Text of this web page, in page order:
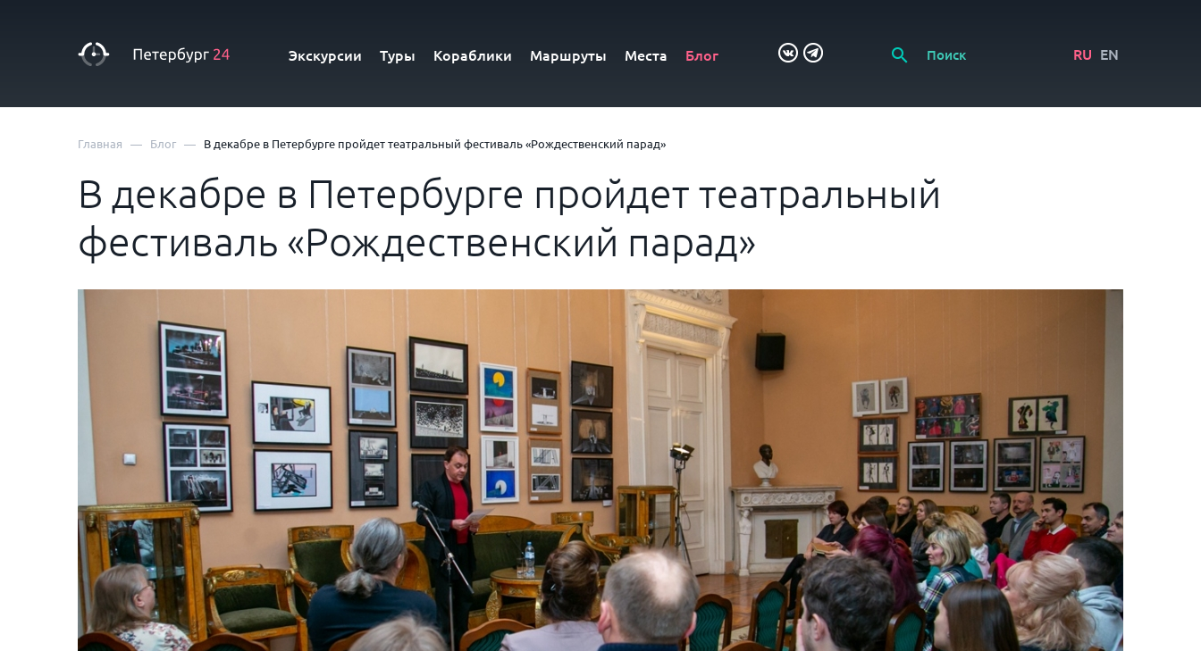
Экскурсии Туры Кораблики Маршруты Места Блог RU EN
Главная — Блог — В декабре в Петербурге пройдет театральный фестиваль «Рождественский парад»
В декабре в Петербурге пройдет театральный
фестиваль «Рождественский парад»